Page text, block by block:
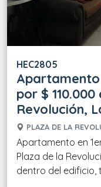
HEC2805
por $
Revolución,
PLAZA DE LA
Apartamento en
Plaza de la
dentro del edificio,